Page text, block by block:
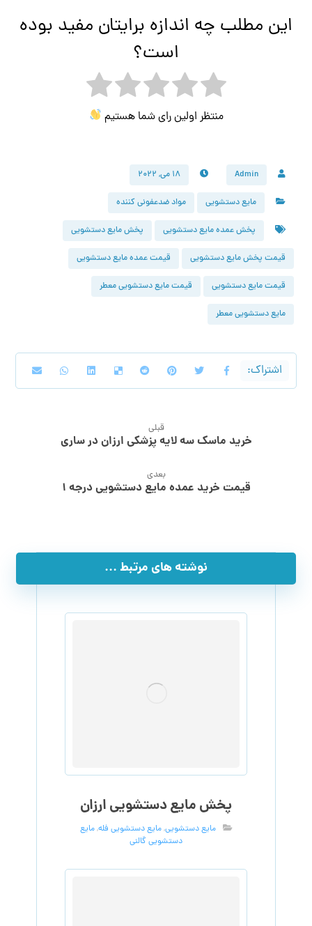
این مطلب چه اندازه برایتان مفید بوده
است؟
منتظر اولین رای شما هستیم
Admin ۱۸ می, ۲۰۲۲
مایع دستشویی مواد ضدعفونی کننده
پخش عمده مایع دستشویی پخش مایع دستشویی
قیمت پخش مایع دستشویی قیمت عمده مایع دستشویی
قیمت مایع دستشویی قیمت مایع دستشویی معطر
مایع دستشویی معطر
قبلی
خرید ماسک سه لایه پزشکی ارزان در ساری
بعدی
قیمت خرید عمده مایع دستشویی درجه ۱
نوشته های مرتبط ...
پخش مایع دستشویی ارزان
مایع دستشویی,مایع دستشویی فله,مایع
دستشویی گالنی